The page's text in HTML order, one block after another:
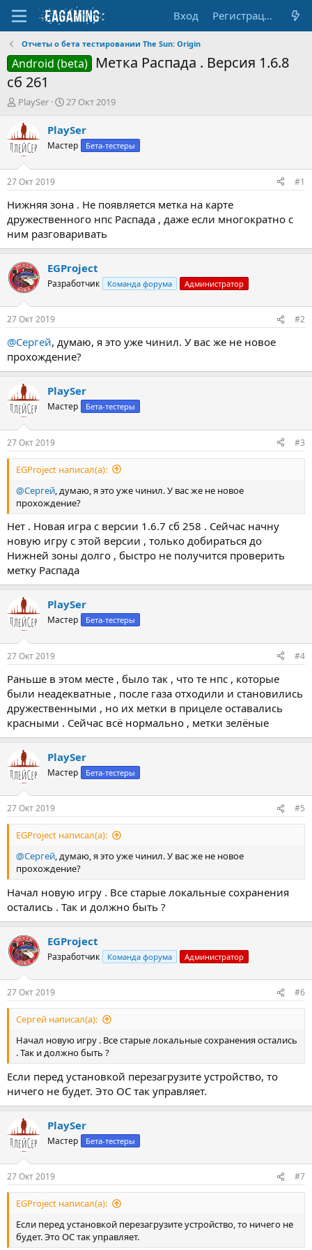
Вход Регистрация
Отчеты о бета тестировании The Sun: Origin
Android (beta)
Метка Распада . Версия 1.6.8
сб 261
А
т
о
р
т
е
м
ы
PlaySer
Д
т
а
н
а
л
27 Окт 2019
PlaySer
Мастер Бета-тестеры
27 Окт 2019 #1
Нижняя зона . Не появляется метка на карте
дружественного нпс Распада , даже если многократно с
ним разговаривать
EGProject
Разработчик Команда форума Администратор
27 Окт 2019 #2
@Сергей, думаю, я это уже чинил. У вас же не новое
прохождение?
PlaySer
Мастер Бета-тестеры
27 Окт 2019 #3
EGProject написал(а):
@Сергей , думаю, я это уже чинил. У вас же не новое
прохождение?
Нет . Новая игра с версии 1.6.7 сб 258 . Сейчас начну
новую игру с этой версии , только добираться до
Нижней зоны долго , быстро не получится проверить
метку Распада
PlaySer
Мастер Бета-тестеры
27 Окт 2019 #4
Раньше в этом месте , было так , что те нпс , которые
были неадекватные , после газа отходили и становились
дружественными , но их метки в прицеле оставались
красными . Сейчас всё нормально , метки зелёные
PlaySer
Мастер Бета-тестеры
27 Окт 2019 #5
EGProject написал(а):
@Сергей, думаю, я это уже чинил. У вас же не новое
прохождение?
Начал новую игру . Все старые локальные сохранения
остались . Так и должно быть ?
EGProject
Разработчик Команда форума Администратор
27 Окт 2019 #6
Сергей написал(а):
Начал новую игру . Все старые локальные сохранения остались
. Так и должно быть ?
Если перед установкой перезагрузите устройство, то
ничего не будет. Это ОС так управляет.
PlaySer
Мастер Бета-тестеры
27 Окт 2019 #7
EGProject написал(а):
Если перед установкой перезагрузите устройство, то ничего не
будет. Это ОС так управляет.